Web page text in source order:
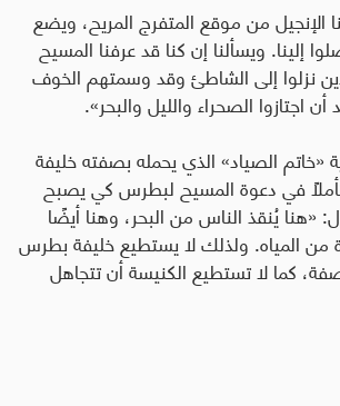
الإنجيل من موقع المتفرج المريح، ويضع
إلينا. ويسألنا إن كنا قد عرفنا المسيح
نزلوا إلى الشاطئ وقد وسمتهم الخوف
اجتازوا الصحراء والليل والبحر».
«خاتم الصياد» الذي يحمله بصفته خليفة
في دعوة المسيح لبطرس كي يصبح
«هنا يُنقذ الناس من البحر، وهنا أيضًا
من المياه. ولذلك لا يستطيع خليفة بطرس
كما لا تستطيع الكنيسة أن تتجاهل